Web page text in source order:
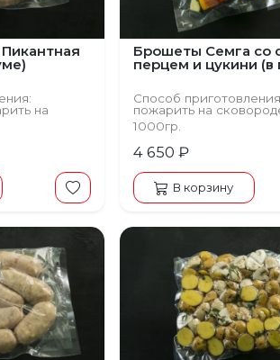
на
Брошеты Семга со
перцем и цукини (в
Способ
пожарить на
1000гр.
4 650 ₽
В корзину